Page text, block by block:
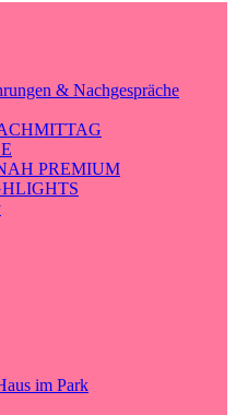
& Nachgespräche
PREMIUM
im Park